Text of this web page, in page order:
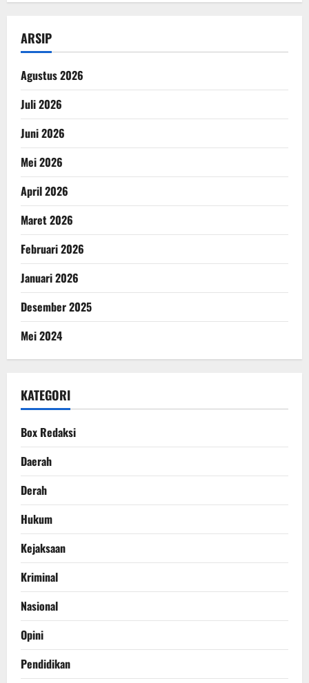
ARSIP
Agustus 2026
Juli 2026
Juni 2026
Mei 2026
April 2026
Maret 2026
Februari 2026
Januari 2026
Desember 2025
Mei 2024
KATEGORI
Box Redaksi
Daerah
Derah
Hukum
Kejaksaan
Kriminal
Nasional
Opini
Pendidikan